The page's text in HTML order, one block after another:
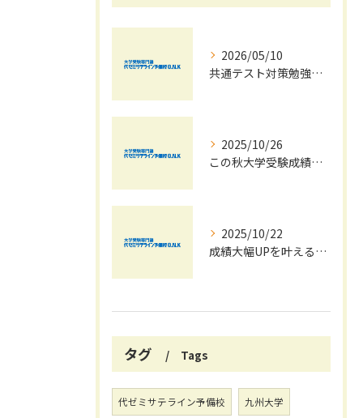
2026/05/10
共通テスト対策勉強は早めに始めましょう！
2025/10/26
この秋大学受験成績大幅UPの秘訣
2025/10/22
成績大幅UPを叶える秋の効率学習法
タグ Tags
代ゼミサテライン予備校 九州大学